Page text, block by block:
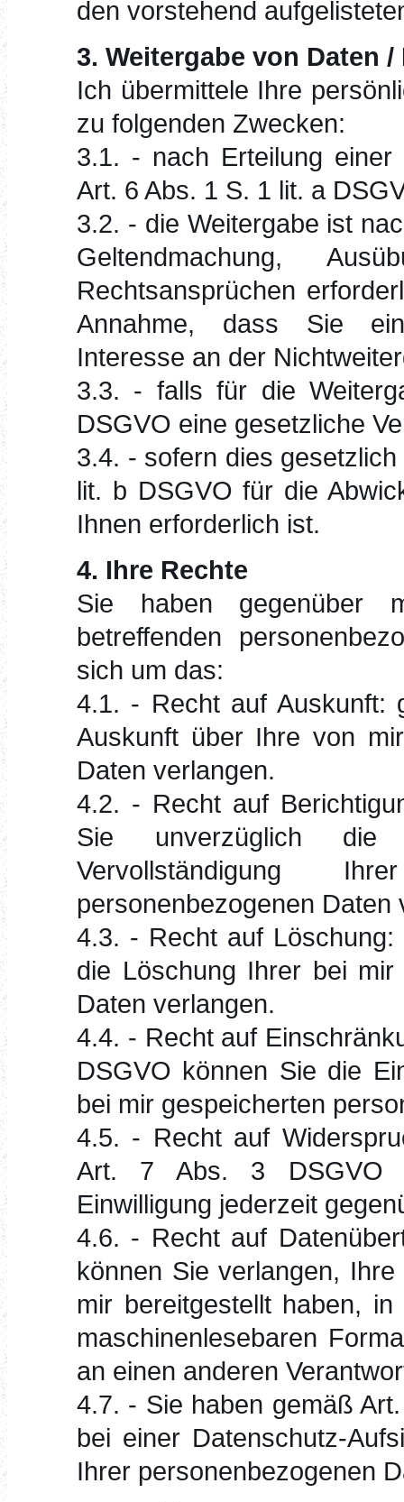
den vorstehend
3. Weitergabe von Daten
Ich übermittele Ihre
zu folgenden Zwecken:
3.1. - nach Erteilung einer
Art. 6 Abs. 1 S. 1 lit. a
3.2. - die Weitergabe ist
Geltendmachung,
Rechtsansprüchen
Annahme, dass Sie ein
Interesse an der
3.3. - falls für die
DSGVO eine gesetzliche
3.4. - sofern dies
lit. b DSGVO für die
Ihnen erforderlich ist.
4. Ihre Rechte
Sie haben gegenüber
betreffenden
sich um das:
4.1. - Recht auf Auskunft:
Auskunft über Ihre von
Daten verlangen.
4.2. - Recht auf
Sie unverzüglich die
Vervollständigung
personenbezogenen Daten
4.3. - Recht auf
die Löschung Ihrer bei mir
Daten verlangen.
4.4. - Recht auf
DSGVO können Sie die
bei mir gespeicherten
4.5. - Recht auf
Art. 7 Abs. 3 DSGVO
Einwilligung jederzeit
4.6. - Recht auf
können Sie verlangen,
mir bereitgestellt haben,
maschinenlesebaren
an einen anderen
4.7. - Sie haben gemäß
bei einer Datenschutz-
Ihrer personenbezogenen